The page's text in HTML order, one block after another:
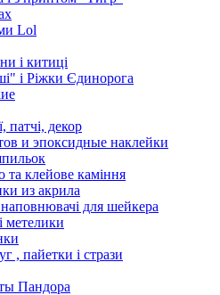
Lol
і китиці
і Ріжки Єдинорога
патчі, декор
и эпоксидные наклейки
та клейове каміння
из акрила
для шейкера
метелики
, пайетки і стрази
Пандора